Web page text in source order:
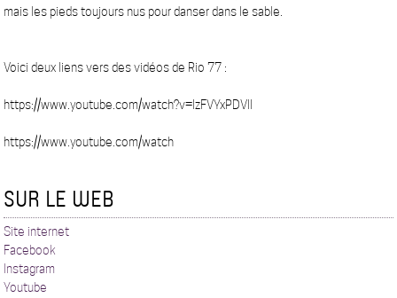
mais les pieds toujours nus pour danser dans le sable.
Voici deux liens vers des vidéos de Rio 77 :
https://www.youtube.com/watch?v=IzFVYxPDVlI
https://www.youtube.com/watch
SUR LE WEB
Site internet
Facebook
Instagram
Youtube